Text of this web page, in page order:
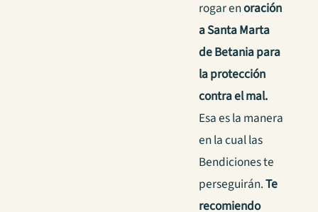
rogar enoración
a Santa Marta
de Betania para
la protección
contra el mal.
Esa es la manera
en la cual las
Bendiciones te
perseguirán.Te
recomiendo